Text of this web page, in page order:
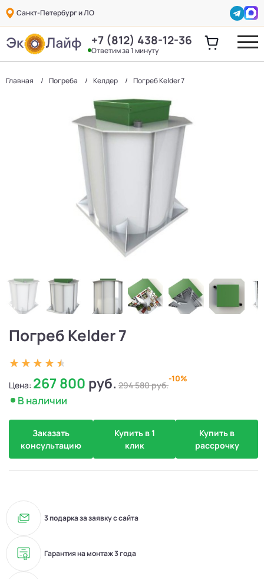
Санкт-Петербург и ЛО
+7 (812) 438-12-36
Ответим за 1 минуту
Главная Погреба Келдер Погреб Kelder 7
Погреб Kelder 7
Цена: 267 800 руб. 294 580руб.
-10%
В наличии
Заказать
консультацию
Купить в 1
клик
Купить в
рассрочку
3 подарка за заявку с сайта
Гарантия на монтаж 3 года